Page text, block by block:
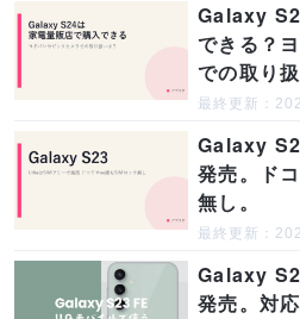
Galaxy
できる？
での取り
最終更新：
Galaxy
発売。ド
無し。
最終更新：
Galaxy
発売。対